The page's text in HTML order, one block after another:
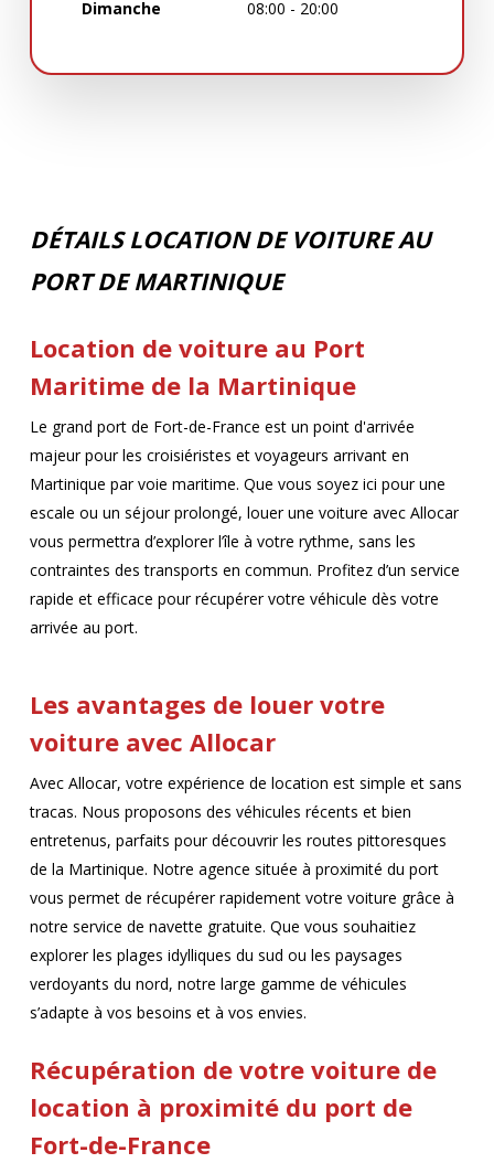
Dimanche 08:00 - 20:00
DÉTAILS LOCATION DE VOITURE AU
PORT DE MARTINIQUE
Location de voiture au Port
Maritime de la Martinique
Le grand port de Fort-de-France est un point d'arrivée
majeur pour les croisiéristes et voyageurs arrivant en
Martinique par voie maritime. Que vous soyez ici pour une
escale ou un séjour prolongé, louer une voiture avec Allocar
vous permettra d’explorer l’île à votre rythme, sans les
contraintes des transports en commun. Profitez d’un service
rapide et efficace pour récupérer votre véhicule dès votre
arrivée au port.
Les avantages de louer votre
voiture avec Allocar
Avec Allocar, votre expérience de location est simple et sans
tracas. Nous proposons des véhicules récents et bien
entretenus, parfaits pour découvrir les routes pittoresques
de la Martinique. Notre agence située à proximité du port
vous permet de récupérer rapidement votre voiture grâce à
notre service de navette gratuite. Que vous souhaitiez
explorer les plages idylliques du sud ou les paysages
verdoyants du nord, notre large gamme de véhicules
s’adapte à vos besoins et à vos envies.
Récupération de votre voiture de
location à proximité du port de
Fort-de-France